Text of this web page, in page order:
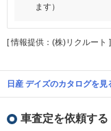
ます）
[ 情報提供：(株)リクルート ]
日産 デイズのカタログを見
車査定を依頼する